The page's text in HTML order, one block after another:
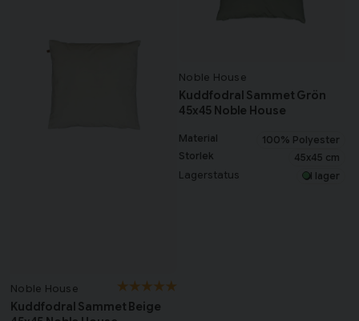
Noble House
Kuddfodral Sammet Beige
Noble House
Kuddfodral Sammet Grön
45x45 Noble House
Material
100% Polyester
Storlek
45x45 cm
Lagerstatus I lager